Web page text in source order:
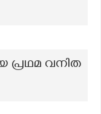
പ്രഥമ വനിത